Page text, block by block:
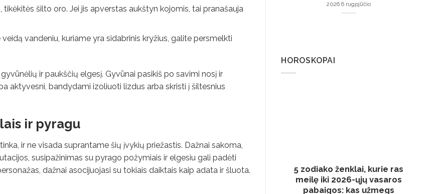
šilto oro. Jei jis apverstas aukštyn kojomis, tai pranašauja
vandeniu, kuriame yra sidabrinis kryžius, galite persmelkti
ir paukščių elgesį. Gyvūnai pasikiš po savimi nosį ir
aktyvesni, bandydami izoliuoti lizdus arba skristi į šiltesnius
ir pyragu
ir ne visada suprantame šių įvykių priežastis. Dažnai sakoma,
susipažinimas su pyrago požymiais ir elgesiu gali padėti
dažnai asocijuojasi su tokiais daiktais kaip adata ir šluota.
2026 6 rugpjūčio
HOROSKOPAI
5 zodiako ženklai, kurie ras
meilę iki 2026-ųjų vasaros
pabaigos: kas užmegs